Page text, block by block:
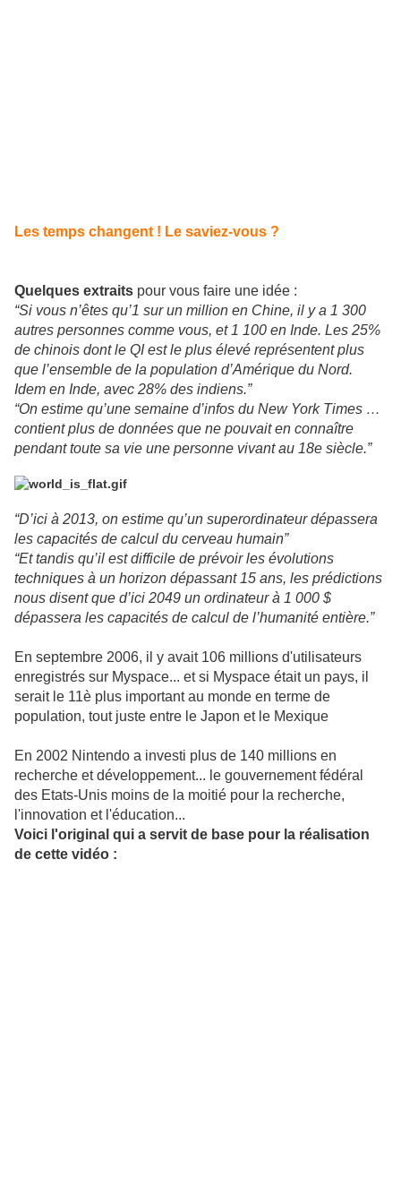
Les temps changent ! Le saviez-vous ?
Quelques extraits pour vous faire une idée :
“Si vous n’êtes qu’1 sur un million en Chine, il y a 1 300
autres personnes comme vous, et 1 100 en Inde. Les 25%
de chinois dont le QI est le plus élevé représentent plus
que l’ensemble de la population d’Amérique du Nord.
Idem en Inde, avec 28% des indiens.”
“On estime qu’une semaine d’infos du New York Times …
contient plus de données que ne pouvait en connaître
pendant toute sa vie une personne vivant au 18e siècle.”
“D’ici à 2013, on estime qu’un superordinateur dépassera
les capacités de calcul du cerveau humain”
“Et tandis qu’il est difficile de prévoir les évolutions
techniques à un horizon dépassant 15 ans, les prédictions
nous disent que d’ici 2049 un ordinateur à 1 000 $
dépassera les capacités de calcul de l’humanité entière.”
En septembre 2006, il y avait 106 millions d'utilisateurs
enregistrés sur Myspace... et si Myspace était un pays, il
serait le 11è plus important au monde en terme de
population, tout juste entre le Japon et le Mexique
En 2002 Nintendo a investi plus de 140 millions en
recherche et développement... le gouvernement fédéral
des Etats-Unis moins de la moitié pour la recherche,
l'innovation et l'éducation...
Voici l'original qui a servit de base pour la réalisation
de cette vidéo :